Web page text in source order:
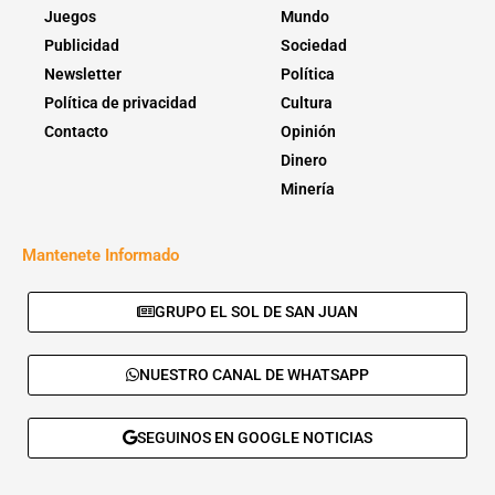
Juegos
Publicidad
Newsletter
Política de privacidad
Contacto
Mundo
Sociedad
Política
Cultura
Opinión
Dinero
Minería
Mantenete Informado
GRUPO EL SOL DE SAN JUAN
NUESTRO CANAL DE WHATSAPP
SEGUINOS EN GOOGLE NOTICIAS